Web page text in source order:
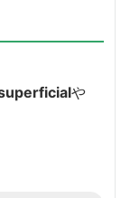
や